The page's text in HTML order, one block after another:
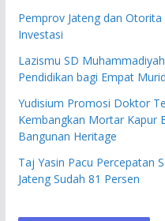
Pemprov Jateng dan
Investasi
Lazismu SD
Pendidikan bagi Empat
Yudisium Promosi Doktor
Kembangkan Mortar Kapur
Bangunan Heritage
Taj Yasin Pacu Percepatan
Jateng Sudah 81 Persen